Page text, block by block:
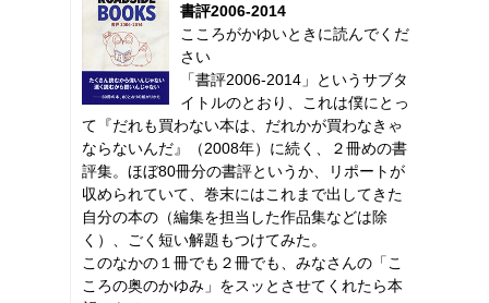
書評2006-2014
こころがかゆいときに読んでくだ
さい
「書評2006-2014」というサブタ
イトルのとおり、これは僕にとっ
て『だれも買わない本は、だれかが買わなきゃ
ならないんだ』（2008年）に続く、２冊めの書
評集。ほぼ80冊分の書評というか、リポートが
収められていて、巻末にはこれまで出してきた
自分の本の（編集を担当した作品集などは除
く）、ごく短い解題もつけてみた。
このなかの１冊でも２冊でも、みなさんの「こ
ころの奥のかゆみ」をスッとさせてくれたら本